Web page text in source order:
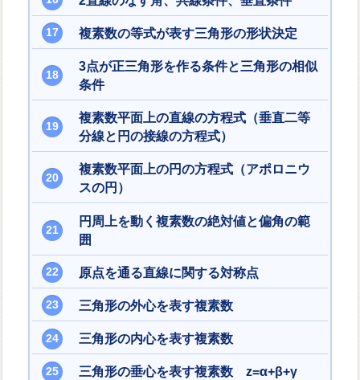
複素数の等式が表す三角形の形状決定
3点が正三角形を作る条件と三角形の相似
条件
複素数平面上の直線の方程式（垂直二等
分線と円の接線の方程式）
複素数平面上の円の方程式（アポロニウ
スの円）
円周上を動く複素数の絶対値と偏角の範
囲
原点を通る直線に関する対称点
三角形の外心を表す複素数
三角形の内心を表す複素数
三角形の垂心を表す複素数 z=α+β+γ